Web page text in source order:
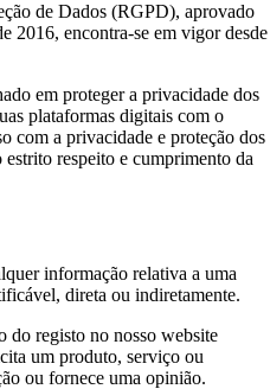
de Dados (RGPD), aprovado
2016, encontra-se em vigor desde
em proteger a privacidade dos
plataformas digitais com o
com a privacidade e proteção dos
estrito respeito e cumprimento da
informação relativa a uma
direta ou indiretamente.
do registo no nosso website
um produto, serviço ou
ou fornece uma opinião.